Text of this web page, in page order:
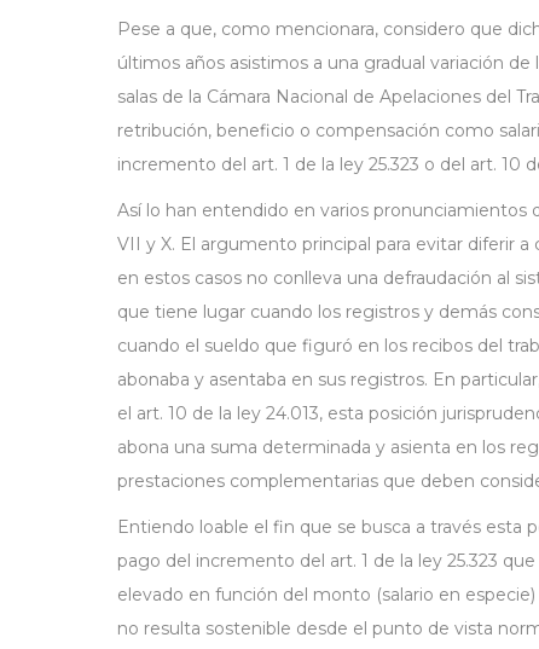
Pese a que, como mencionara, considero que
últimos años asistimos a una gradual variación
salas de la Cámara Nacional de Apelaciones del
retribución, beneficio o compensación como
incremento del art. 1 de la ley 25.323 o del art. 10
Así lo han entendido en varios pronunciamientos
VII y X. El argumento principal para evitar diferir
en estos casos no conlleva una defraudación al
que tiene lugar cuando los registros y demás
cuando el sueldo que figuró en los recibos del
abonaba y asentaba en sus registros. En
el art. 10 de la ley 24.013, esta posición
abona una suma determinada y asienta en los
prestaciones complementarias que deben
Entiendo loable el fin que se busca a través esta
pago del incremento del art. 1 de la ley 25.323
elevado en función del monto (salario en
no resulta sostenible desde el punto de vista